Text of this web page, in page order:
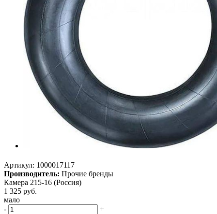
Артикул: 1000017117
Производитель: Прочие бренды
Камера 215-16 (Россия)
1 325 руб.
мало
-
+